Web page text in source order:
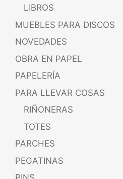
LIBROS
MUEBLES PARA DISCOS
NOVEDADES
OBRA EN PAPEL
PAPELERÍA
PARA LLEVAR COSAS
RIÑONERAS
TOTES
PARCHES
PEGATINAS